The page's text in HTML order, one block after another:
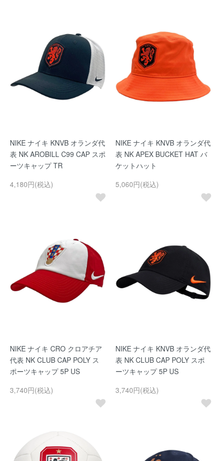
NIKE ナイキ KNVB オランダ代
表 NK AROBILL C99 CAP スポ
ーツキャップ TR
4,180円(税込)
NIKE ナイキ KNVB オランダ代
表 NK APEX BUCKET HAT バ
ケットハット
5,060円(税込)
NIKE ナイキ CRO クロアチア
代表 NK CLUB CAP POLY ス
ポーツキャップ 5P US
3,740円(税込)
NIKE ナイキ KNVB オランダ代
表 NK CLUB CAP POLY スポ
ーツキャップ 5P US
3,740円(税込)